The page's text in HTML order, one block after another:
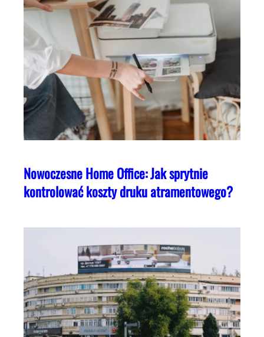
Nowoczesne Home Office: Jak sprytnie
kontrolować koszty druku atramentowego?